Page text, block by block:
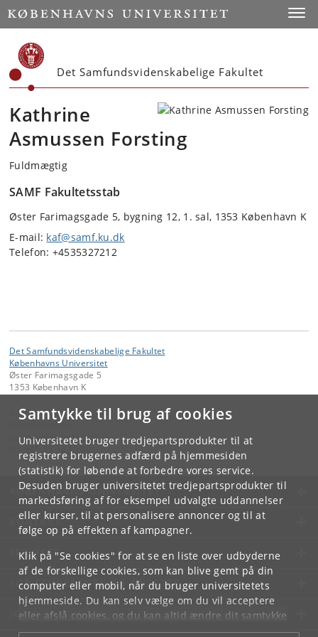
Samtykke til brug af cookies
Universitetet bruger tredjepartsprodukter til at
registrere brugernes adfærd på hjemmesiden
(statistik) for løbende at forbedre vores service.
Desuden bruger universitetet tredjepartsprodukter til
markedsføring af for eksempel udvalgte uddannelser
eller kurser, til at personalisere annoncer og til at
følge op på effekten af kampagner.
Klik på "Se cookies" for at se en liste over udbyderne
af de forskellige cookies, som kan blive gemt på din
computer eller mobil, når du bruger universitetets
hjemmeside. Du kan selv vælge om du vil acceptere
eller afslå cookies, og du kan altid ændre dit samtykke
underCookie- og privatlivspolitiksom du finder i
Start
Det Samfundsvidenskabelige Fakultet
Kathrine
Asmussen Forsting
Fuldmægtig
SAMF Fakultetsstab
Øster Farimagsgade 5, bygning 12, 1. sal, 1353 København K
E-mail: kaf@samf.ku.dk
Telefon: +4535327212
Det Samfundsvidenskabelige Fakultet
Københavns Universitet
Øster Farimagsgade 5
1353 København K
Kontakt:
Fakultetsstaben
samf-fak @samf.ku.dk
KØBENHAVNS UNIVERSITET
KONTAKT
SERVICES
FOR STUDERENDE OG ANSATTE
JOB OG KARRIERE